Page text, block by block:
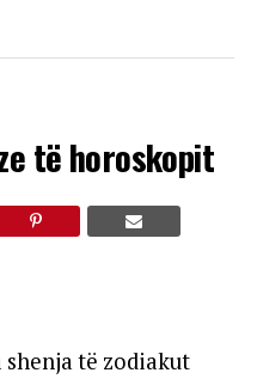
të horoskopit
të zodiakut